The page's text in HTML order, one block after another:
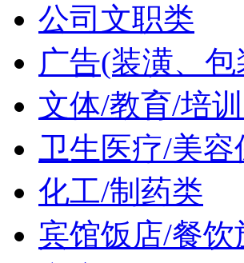
公司文职类
广告(装潢、
文体/教育/培
卫生医疗/美容
化工/制药类
宾馆饭店/餐饮